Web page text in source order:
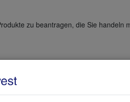
zu beantragen, die Sie handeln